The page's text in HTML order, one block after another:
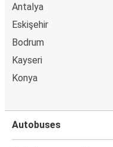
Antalya
Eskişehir
Bodrum
Kayseri
Konya
Autobuses